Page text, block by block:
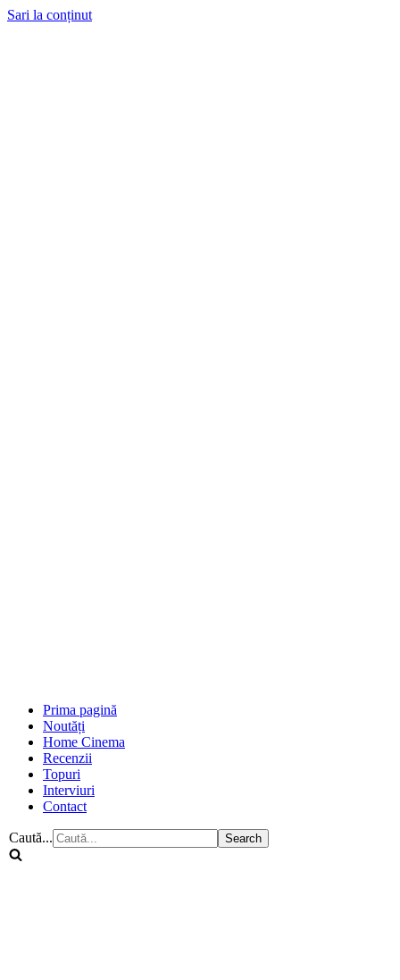
Sari la conținut
Prima pagină
Noutăți
Home Cinema
Recenzii
Topuri
Interviuri
Contact
Caută...